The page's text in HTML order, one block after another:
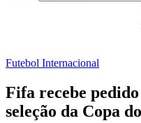
Futebol Internacional
Fifa recebe
seleção da Copa